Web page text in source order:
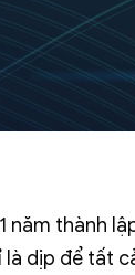
năm thành
dịp để tất